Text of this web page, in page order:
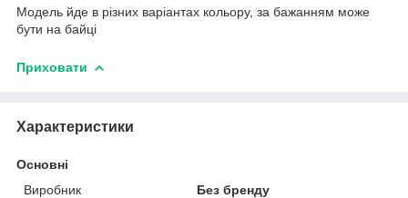
Модель йде в різних варіантах кольору, за бажанням може
бути на байці
Приховати
Характеристики
Основні
Виробник
Без бренду